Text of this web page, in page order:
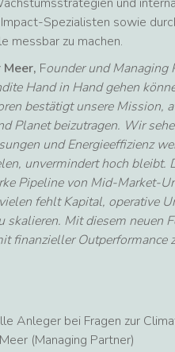
Impact-Spezialisten sowie
messbar zu machen.
Founder und Managing
Hand in Hand gehen
bestätigt unsere Mission,
Planet beizutragen. Wir
und Energieeffizienz
unvermindert hoch
Pipeline von Mid-Market-
fehlt Kapital, operative
skalieren. Mit diesem neuen
finanzieller Outperformance
Anleger bei Fragen zur
(Managing Partner)